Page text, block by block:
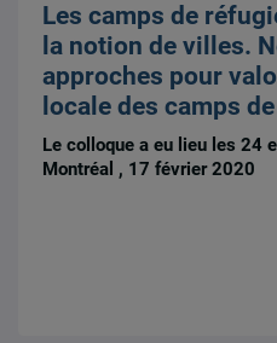
Les camps de
la notion de villes.
approches pour
locale des camps
Le colloque a eu lieu les 24
Montréal , 17 février 2020